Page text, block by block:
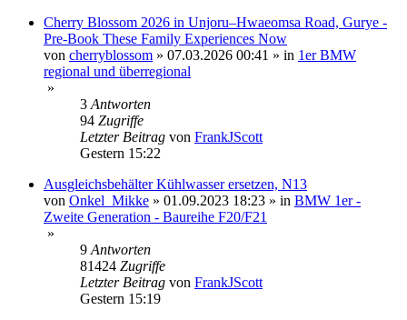
Cherry Blossom 2026 in Unjoru–Hwaeomsa Road, Gurye -
Pre-Book These Family Experiences Now
von cherryblossom » 07.03.2026 00:41 » in 1er BMW
regional und überregional
»
3 Antworten
94 Zugriffe
Letzter Beitrag von FrankJScott
Gestern 15:22
Ausgleichsbehälter Kühlwasser ersetzen, N13
von Onkel_Mikke » 01.09.2023 18:23 » in BMW 1er -
Zweite Generation - Baureihe F20/F21
»
9 Antworten
81424 Zugriffe
Letzter Beitrag von FrankJScott
Gestern 15:19